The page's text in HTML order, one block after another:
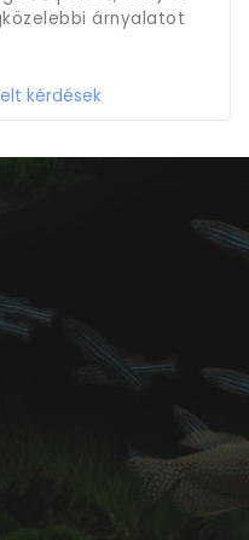
árnyalatot
kérdések